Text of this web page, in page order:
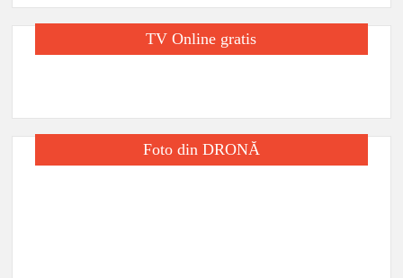
TV Online gratis
Foto din DRONĂ